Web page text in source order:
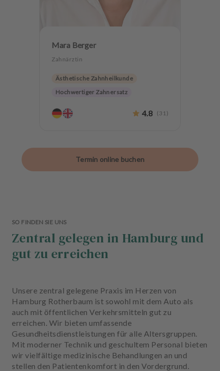
Mara Berger
Zahnärztin
Ästhetische Zahnheilkunde
Hochwertiger Zahnersatz
4.8 ( 31 )
Termin online buchen
SO FINDEN SIE UNS
Zentral gelegen in Hamburg und
gut zu erreichen
Unsere zentral gelegene Praxis im Herzen von
Hamburg Rotherbaum ist sowohl mit dem Auto als
auch mit öffentlichen Verkehrsmitteln gut zu
erreichen. Wir bieten umfassende
Gesundheitsdienstleistungen für alle Altersgruppen.
Mit moderner Technik und geschultem Personal bieten
wir vielfältige medizinische Behandlungen an und
stellen den Patientenkomfort in den Vordergrund.